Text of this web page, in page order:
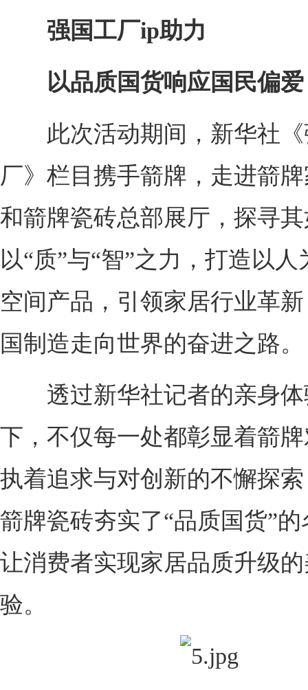
强国工厂ip助力
以品质国货响应国民偏爱
此次活动期间，新华社《
厂》栏目携手箭牌，走进箭
和箭牌瓷砖总部展厅，探寻
以“质”与“智”之力，打造以
空间产品，引领家居行业革
国制造走向世界的奋进之路。
透过新华社记者的亲身体
下，不仅每一处都彰显着箭
执着追求与对创新的不懈探
箭牌瓷砖夯实了“品质国货”
让消费者实现家居品质升级
验。